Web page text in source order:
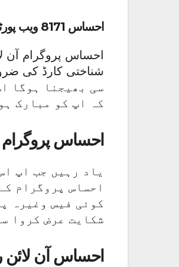
احساس 8171 ویب پورٹل آنلائن
احساس پروگرام
سی بھیجنا ہوگا
کہ اپ کو مبارک
احساس
یاد رہیں جب اپ
احساس پروگرام
کوئی فیس وغیرہ
شکایت عرض کروا
احساس آن